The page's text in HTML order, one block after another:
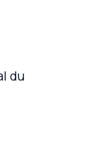
du